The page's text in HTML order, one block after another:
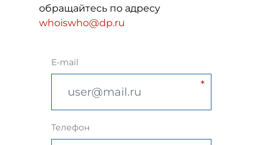
обращайтесь по адресу
whoiswho@dp.ru
E-mail
Телефон